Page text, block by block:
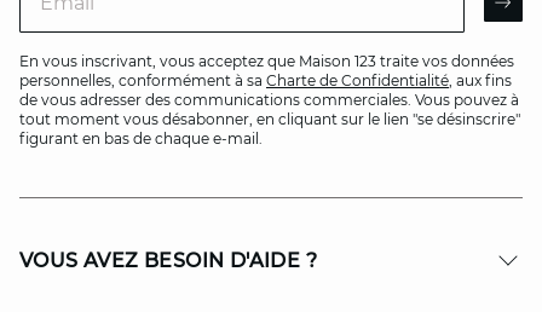
En vous inscrivant, vous acceptez que Maison 123 traite vos données
personnelles, conformément à sa Charte de Confidentialité, aux fins
de vous adresser des communications commerciales. Vous pouvez à
tout moment vous désabonner, en cliquant sur le lien "se désinscrire"
figurant en bas de chaque e-mail.
VOUS AVEZ BESOIN D'AIDE ?